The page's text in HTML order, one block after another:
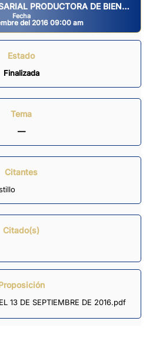
PRODUCTORA DE BIENES
LA GESTIÓN TURÍSTICA DEL
TOLIMA.
Fecha
del 2016 09:00 am
Estado
Finalizada
Tema
—
Citantes
Citado(s)
13 DE SEPTIEMBRE DE 2016.pdf